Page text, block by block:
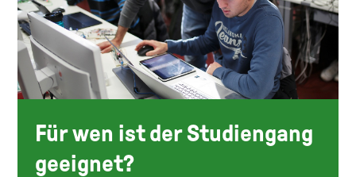
Für wen ist der Studiengang
geeignet?